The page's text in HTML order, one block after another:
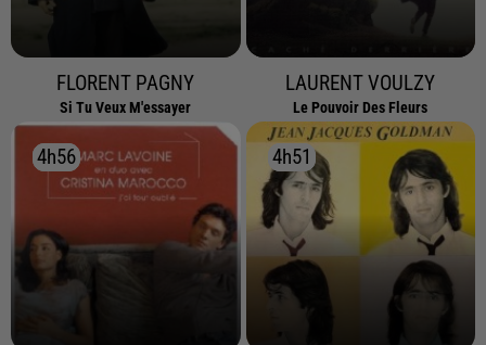
FLORENT PAGNY
Si Tu Veux M'essayer
LAURENT VOULZY
Le Pouvoir Des Fleurs
4h56
4h56 4h51
4h51